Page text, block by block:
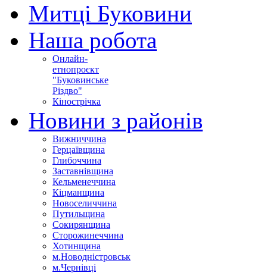
Митці Буковини
Наша робота
Онлайн-
етнопроєкт
"Буковинське
Різдво"
Кінострічка
Новини з районів
Вижниччина
Герцаївщина
Глибоччина
Заставнівщина
Кельменеччина
Кіцманщина
Новоселиччина
Путильщина
Сокирянщина
Сторожинеччина
Хотинщина
м.Новодністровськ
м.Чернівці